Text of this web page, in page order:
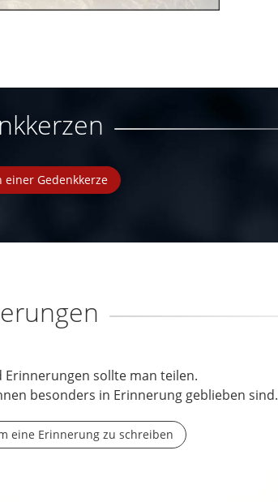
einer Gedenkkerze
Erinnerungen sollte man teilen.
besonders in Erinnerung geblieben sind.
eine Erinnerung zu schreiben